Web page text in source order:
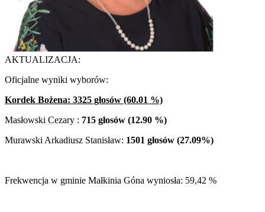
AKTUALIZACJA:
Oficjalne wyniki wyborów:
Kordek Bożena: 3325 głosów (60.01 %)
Masłowski Cezary : 715 głosów (12.90 %)
Murawski Arkadiusz Stanisław: 1501 głosów (27.09%)
Frekwencja w gminie Małkinia Góna wyniosła: 59,42 %